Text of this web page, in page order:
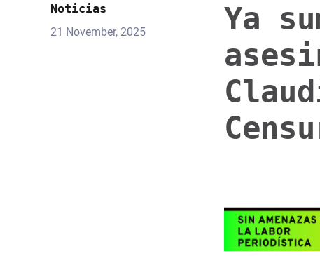
Noticias
21 November, 2025
Ya